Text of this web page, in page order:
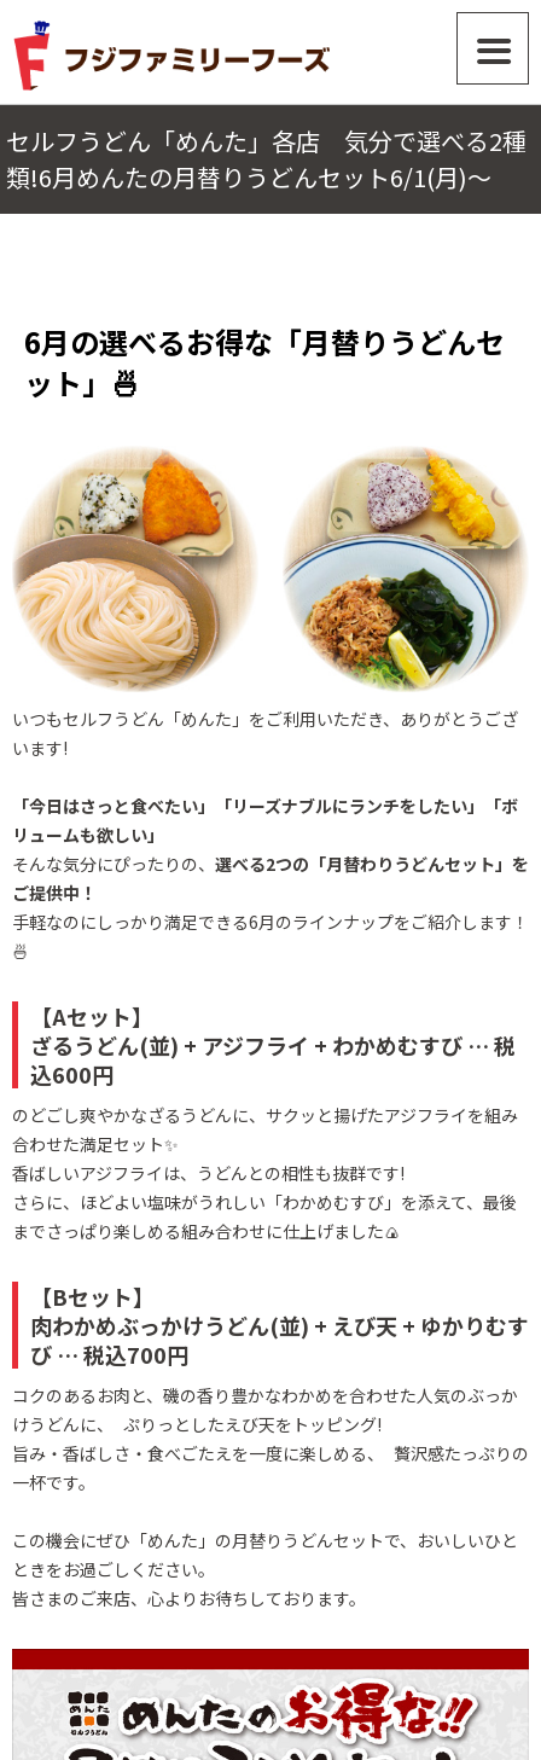
セルフうどん「めんた」各店 気分で選べる2種
類!6月めんたの月替りうどんセット6/1(月)～
6月の選べるお得な「月替りうどんセ
ット」🍜
いつもセルフうどん「めんた」をご利用いただき、ありがとうござ
います!
「今日はさっと食べたい」「リーズナブルにランチをしたい」「ボ
リュームも欲しい」
そんな気分にぴったりの、 選べる2つの「月替わりうどんセット」を
ご提供中！
手軽なのにしっかり満足できる6月のラインナップをご紹介します！
🍜
【Aセット】
ざるうどん(並) + アジフライ + わかめむすび … 税
込600円
のどごし爽やかなざるうどんに、サクッと揚げたアジフライを組み
合わせた満足セット✨
香ばしいアジフライは、うどんとの相性も抜群です!
さらに、ほどよい塩味がうれしい「わかめむすび」を添えて、最後
までさっぱり楽しめる組み合わせに仕上げました🍙
【Bセット】
肉わかめぶっかけうどん(並) + えび天 + ゆかりむす
び … 税込700円
コクのあるお肉と、磯の香り豊かなわかめを合わせた人気のぶっか
けうどんに、 ぷりっとしたえび天をトッピング!
旨み・香ばしさ・食べごたえを一度に楽しめる、 贅沢感たっぷりの
一杯です。
この機会にぜひ「めんた」の月替りうどんセットで、おいしいひと
ときをお過ごしください。
皆さまのご来店、心よりお待ちしております。